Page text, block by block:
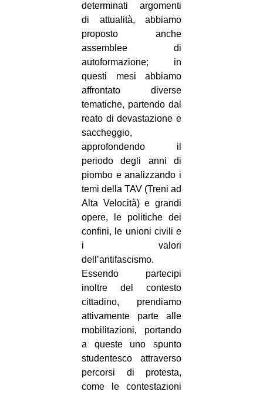
determinati argomenti
di attualità, abbiamo
proposto anche
assemblee di
autoformazione; in
questi mesi abbiamo
affrontato diverse
tematiche, partendo dal
reato di devastazione e
saccheggio,
approfondendo il
periodo degli anni di
piombo e analizzando i
temi della TAV (Treni ad
Alta Velocità) e grandi
opere, le politiche dei
confini, le unioni civili e
i valori
dell’antifascismo.
Essendo partecipi
inoltre del contesto
cittadino, prendiamo
attivamente parte alle
mobilitazioni, portando
a queste uno spunto
studentesco attraverso
percorsi di protesta,
come le contestazioni